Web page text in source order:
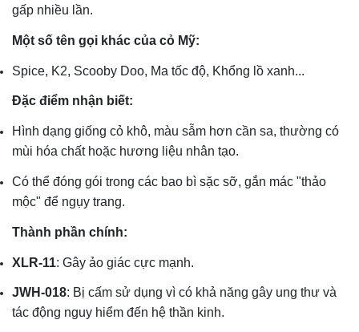
gấp nhiều lần.
Một số tên gọi khác của cỏ Mỹ:
Spice, K2, Scooby Doo, Ma tốc độ, Khổng lồ xanh...
Đặc điểm nhận biết:
Hình dạng giống cỏ khô, màu sẫm hơn cần sa, thường có
mùi hóa chất hoặc hương liệu nhân tạo.
Có thể đóng gói trong các bao bì sặc sỡ, gắn mác "thảo
mộc" để ngụy trang.
Thành phần chính:
XLR-11: Gây ảo giác cực mạnh.
JWH-018: Bị cấm sử dụng vì có khả năng gây ung thư và
tác động nguy hiểm đến hệ thần kinh.